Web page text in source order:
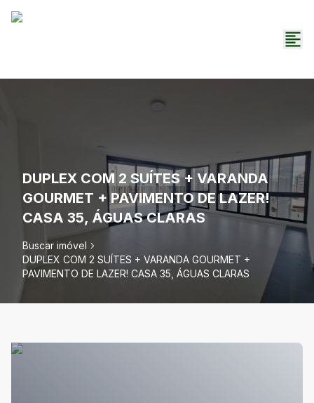
DUPLEX COM 2 SUÍTES + VARANDA
GOURMET + PAVIMENTO DE LAZER!
CASA 35, ÁGUAS CLARAS
Buscar imóvel
DUPLEX COM 2 SUÍTES + VARANDA GOURMET +
PAVIMENTO DE LAZER! CASA 35, ÁGUAS CLARAS